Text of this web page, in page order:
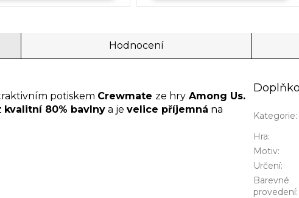
Hodnocení
potiskem Crewmate ze hry Among Us.
kvalitní 80% bavlny a je velice příjemná na
Kategorie:
Hra:
Motiv:
Určení:
Barevné
provedení: